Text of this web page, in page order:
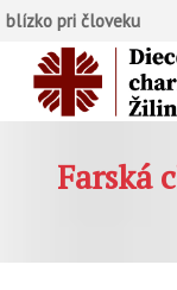
blízko pri človeku
Farská